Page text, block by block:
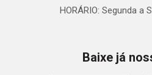
HORÁRIO: Segunda a
Baixe já